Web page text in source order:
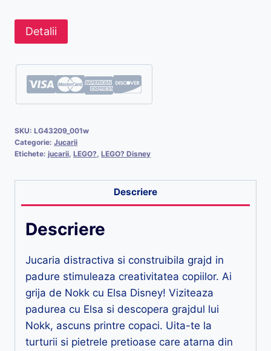
Detalii
SKU: LG43209_001w
Categorie: Jucarii
Etichete: jucarii LEGO? LEGO? Disney
Descriere
Descriere
Jucaria distractiva si construibila grajd in
padure stimuleaza creativitatea copiilor. Ai
grija de Nokk cu Elsa Disney! Viziteaza
padurea cu Elsa si descopera grajdul lui
Nokk, ascuns printre copaci. Uita-te la
turturii si pietrele pretioase care atarna din